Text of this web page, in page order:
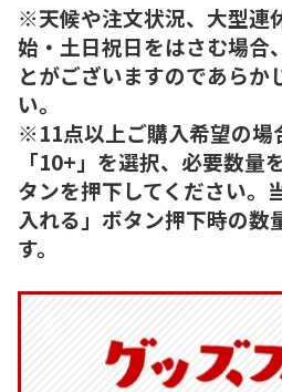
※天候や注文状況、大型連
始・土日祝日をはさむ場合
とがございますのであらか
い。
※11点以上ご購入希望の場
「10+」を選択、必要数量
タンを押下してください。
入れる」ボタン押下時の数
す。